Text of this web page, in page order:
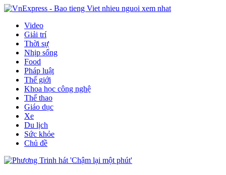
Video
Giải trí
Thời sự
Nhịp sống
Food
Pháp luật
Thế giới
Khoa học công nghệ
Thể thao
Giáo dục
Xe
Du lịch
Sức khỏe
Chủ đề